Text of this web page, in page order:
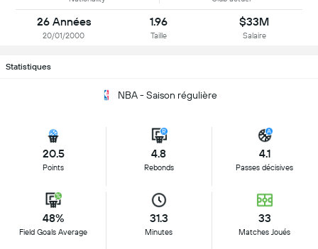
26 Années
20/01/2000
1.96
Taille
$33M
Salaire
Statistiques
NBA - Saison régulière
20.5
Points
4.8
Rebonds
4.1
Passes décisives
48%
Field Goals Average
31.3
Minutes
33
Matches Joués